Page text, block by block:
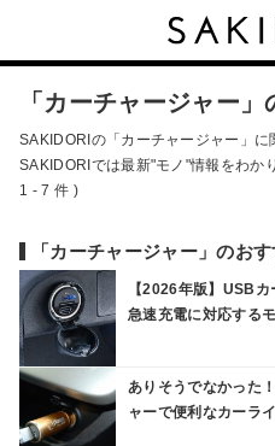
「カーチャージャー」
SAKIDORIの「カーチャージャー」に
SAKIDORIでは最新"モノ"情報をわか
1 - 7 件 )
「カーチャージャー」のお
【2026年版】USB
急速充電に対応する
ありそうでなかった
ャーで便利なカーラ